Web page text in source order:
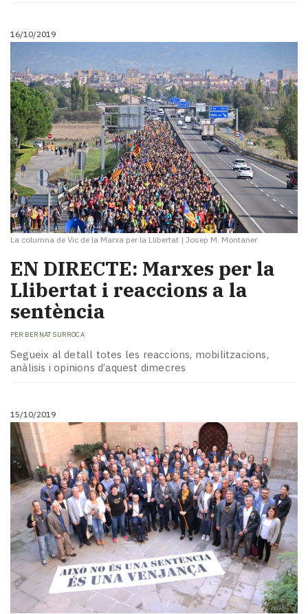
16/10/2019
La columna de Vic de la Marxa per la Llibertat | Josep M. Montaner
EN DIRECTE: Marxes per la
Llibertat i reaccions a la
sentència
PER BERNAT SURROCA
Segueix al detall totes les reaccions, mobilitzacions,
anàlisis i opinions d’aquest dimecres
15/10/2019